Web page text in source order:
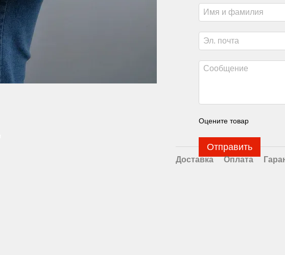
Оцените товар
Отправить
Доставка Оплата